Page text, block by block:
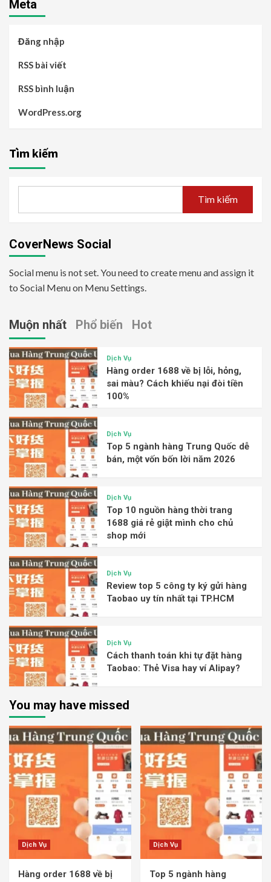
Meta
Đăng nhập
RSS bài viết
RSS bình luận
WordPress.org
Tìm kiếm
Tìm kiếm
CoverNews Social
Social menu is not set. You need to create menu and assign it
to Social Menu on Menu Settings.
Muộn nhất Phổ biến Hot
Dịch Vụ
Hàng order 1688 về bị lỗi, hỏng,
sai màu? Cách khiếu nại đòi tiền
100%
Dịch Vụ
Top 5 ngành hàng Trung Quốc dễ
bán, một vốn bốn lời năm 2026
Dịch Vụ
Top 10 nguồn hàng thời trang
1688 giá rẻ giật mình cho chủ
shop mới
Dịch Vụ
Review top 5 công ty ký gửi hàng
Taobao uy tín nhất tại TP.HCM
Dịch Vụ
Cách thanh toán khi tự đặt hàng
Taobao: Thẻ Visa hay ví Alipay?
You may have missed
Dịch Vụ
Hàng order 1688 về bị
Dịch Vụ
Top 5 ngành hàng